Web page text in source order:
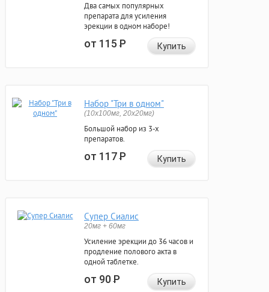
Два самых популярных
препарата для усиления
эрекции в одном наборе!
от 115Р Купить
Набор "Три в одном"
(10x100мг, 20x20мг)
Большой набор из 3-х
препаратов.
от 117Р Купить
Супер Сиалис
20мг + 60мг
Усиление эрекции до 36 часов и
продление полового акта в
одной таблетке.
от 90Р Купить